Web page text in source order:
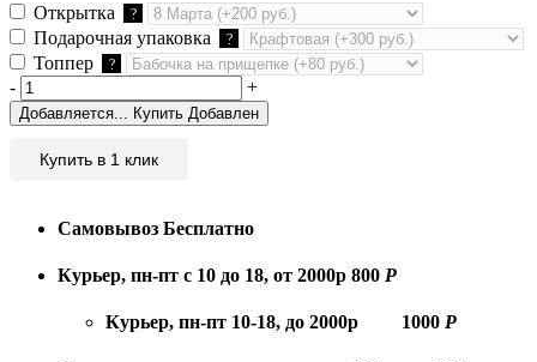
Открытка ?
Подарочная упаковка ?
Топпер ?
- +
Добавляется... Купить Добавлен
Купить в 1 клик
Самовывоз Бесплатно
Курьер, пн-пт с 10 до 18, от 2000р 800 Р
Курьер, пн-пт 10-18, до 2000р 1000 Р